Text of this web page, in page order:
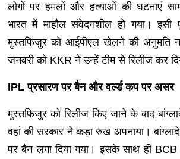
लोगों पर हमलों और हत्याओं की घटनाएं
भारत में माहौल संवेदनशील हो गया। इसी
मुस्तफिजुर को आईपीएल खेलने की अनुमति
जनवरी को KKR ने उन्हें टीम से रिलीज कर
IPL प्रसारण पर बैन और वर्ल्ड कप पर असर
मुस्तफिजुर को रिलीज किए जाने के बाद
वहां की सरकार ने कड़ा रुख अपनाया।
पर बैन लगा दिया गया। इसके साथ ही